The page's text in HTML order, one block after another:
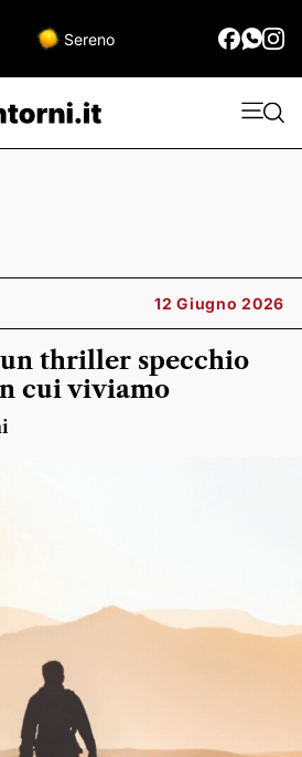
Sereno
12 Giugno 2026
un thriller specchio
cui viviamo